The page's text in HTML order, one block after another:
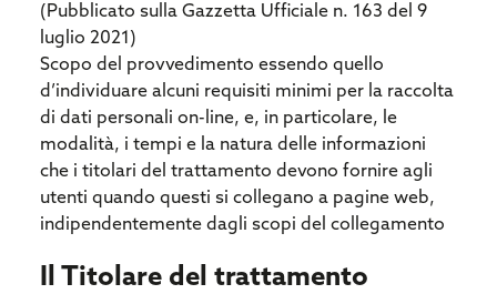
(Pubblicato sulla Gazzetta Ufficiale n. 163 del 9
luglio 2021)
Scopo del provvedimento essendo quello
d’individuare alcuni requisiti minimi per la raccolta
di dati personali on-line, e, in particolare, le
modalità, i tempi e la natura delle informazioni
che i titolari del trattamento devono fornire agli
utenti quando questi si collegano a pagine web,
indipendentemente dagli scopi del collegamento
Il Titolare del trattamento